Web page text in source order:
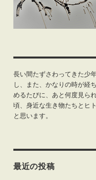
罪の俯瞰〔戦後編〕”
長い間たずさわってきた少
し、また、かなりの時が経
めるたびに、あと何度見ら
頃、身近な生き物たちとヒ
と思います。
最近の投稿